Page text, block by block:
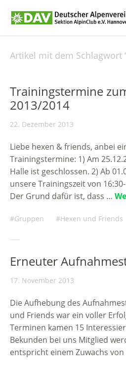
Artikel mit dem Schlagwort ‘
Trainingstermine
2013/2014
22. Dezember 2013
Liebe hexen & friends, anbei
Trainingstermine: 1) Am
Halle ist geschlossen. 2) Ab
unsere Trainingszeit von
Der Grund dafür ist, dass …
Gruppen Hexen und Friends
Erneuter
17. November 2013
Die Aufhebung des
und Friends war ein voller
Terminen kamen 15
Bekunden bei uns Mitglied
entspricht einem Zuwachs